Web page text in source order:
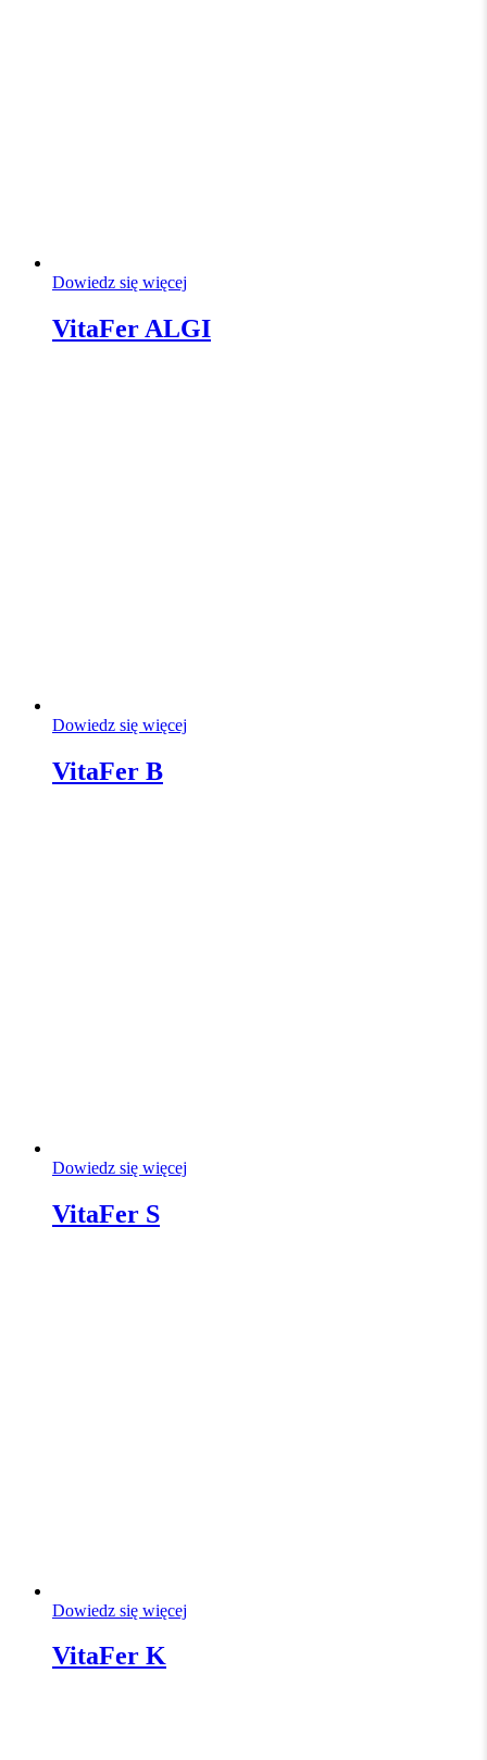
Dowiedz się więcej
VitaFer ALGI
Dowiedz się więcej
VitaFer B
Dowiedz się więcej
VitaFer S
Dowiedz się więcej
VitaFer K